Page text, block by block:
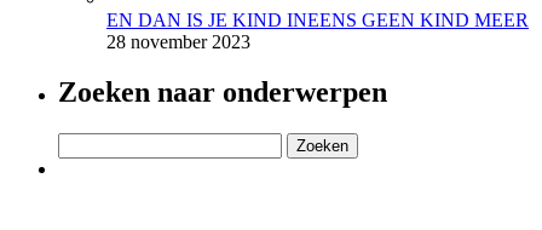
EN DAN IS JE KIND INEENS GEEN KIND MEER
28 november 2023
Zoeken naar onderwerpen
naar: